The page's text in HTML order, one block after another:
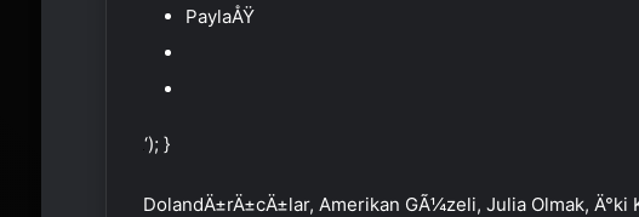
PaylaÅŸ
‘); }
DolandÄ±rÄ±cÄ±lar, Amerikan GÃ¼zeli, Julia Olmak,